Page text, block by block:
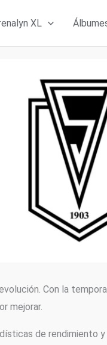
XL
Con la
mejorar.
de rendimiento